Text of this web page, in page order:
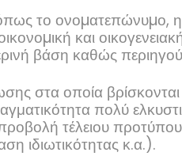
το ονοµατεπώνυµο, η
και
βάση καθώς
στα οποία βρίσκονται
πολύ
τέλειου
ιδιωτικότητας κ.α.).